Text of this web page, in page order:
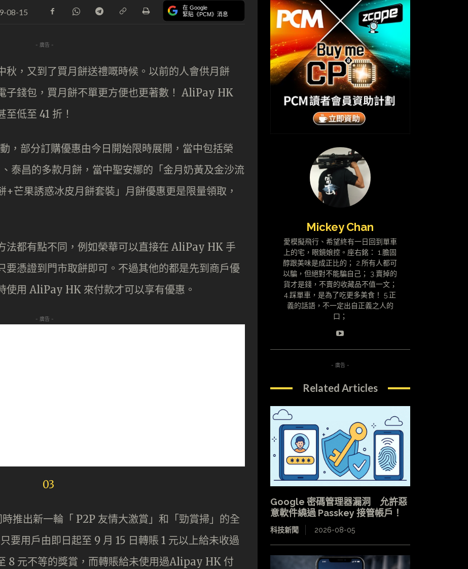
08-15 在 Google
緊貼《PCM》消息
- 廣告 -
秋，又到了買月餅送禮嘅時候。以前的人會供月餅
子錢包，買月餅不單更方便也更著數！ AliPay HK
低至 41 折！
，部分訂購優惠由今日開始限時展開，當中包括榮
泰昌的多款月餅，當中聖安娜的「金月奶黃及金沙流
芒果誘惑冰皮月餅套裝」月餅優惠更是限量領取，
法都有點不同，例如榮華可以直接在 AliPay HK 手
要憑證到門市取餅即可。不過其他的都是先到商戶優
使用 AliPay HK 來付款才可以享有優惠。
- 廣告 -
推出新一輪「 P2P 友情大激賞」和「勁賞掃」的全
要用戶由即日起至 9 月 15 日轉賬 1 元以上給未收過
8 元不等的獎賞，而轉賬給未使用過Alipay HK 付
Mickey Chan
愛模擬飛行、希望終有一日回到單車
上的宅，眼鏡娘控。座右銘： 1.膽固
醇跟美味是成正比的； 2.所有人都可
以騙，但絕對不能騙自己； 3.賣掉的
貨才是錢，不賣的收藏品不值一文；
4.踩單車，是為了吃更多美食！ 5.正
義的話語，不一定出自正義之人的
口；
- 廣告 -
Related Articles
Google 密碼管理器漏洞 允許惡
意軟件繞過 Passkey 接管帳戶！
科技新聞 2026-08-05